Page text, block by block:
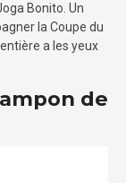
Bonito. Un
la Coupe du
a les yeux
de